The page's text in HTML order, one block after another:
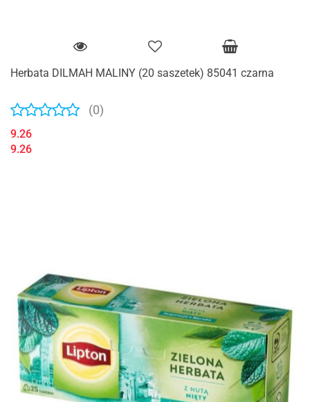
Herbata DILMAH MALINY (20 saszetek) 85041 czarna
(0)
9.26
9.26